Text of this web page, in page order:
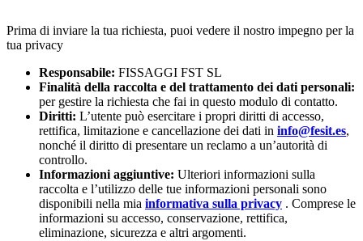
Prima di inviare la tua richiesta, puoi vedere il nostro impegno per la
tua privacy
Responsabile: FISSAGGI FST SL
Finalità della raccolta e del trattamento dei dati personali:
per gestire la richiesta che fai in questo modulo di contatto.
Diritti: L’utente può esercitare i propri diritti di accesso,
rettifica, limitazione e cancellazione dei dati in info@fesit.es,
nonché il diritto di presentare un reclamo a un’autorità di
controllo.
Informazioni aggiuntive: Ulteriori informazioni sulla
raccolta e l’utilizzo delle tue informazioni personali sono
disponibili nella mia informativa sulla privacy . Comprese le
informazioni su accesso, conservazione, rettifica,
eliminazione, sicurezza e altri argomenti.